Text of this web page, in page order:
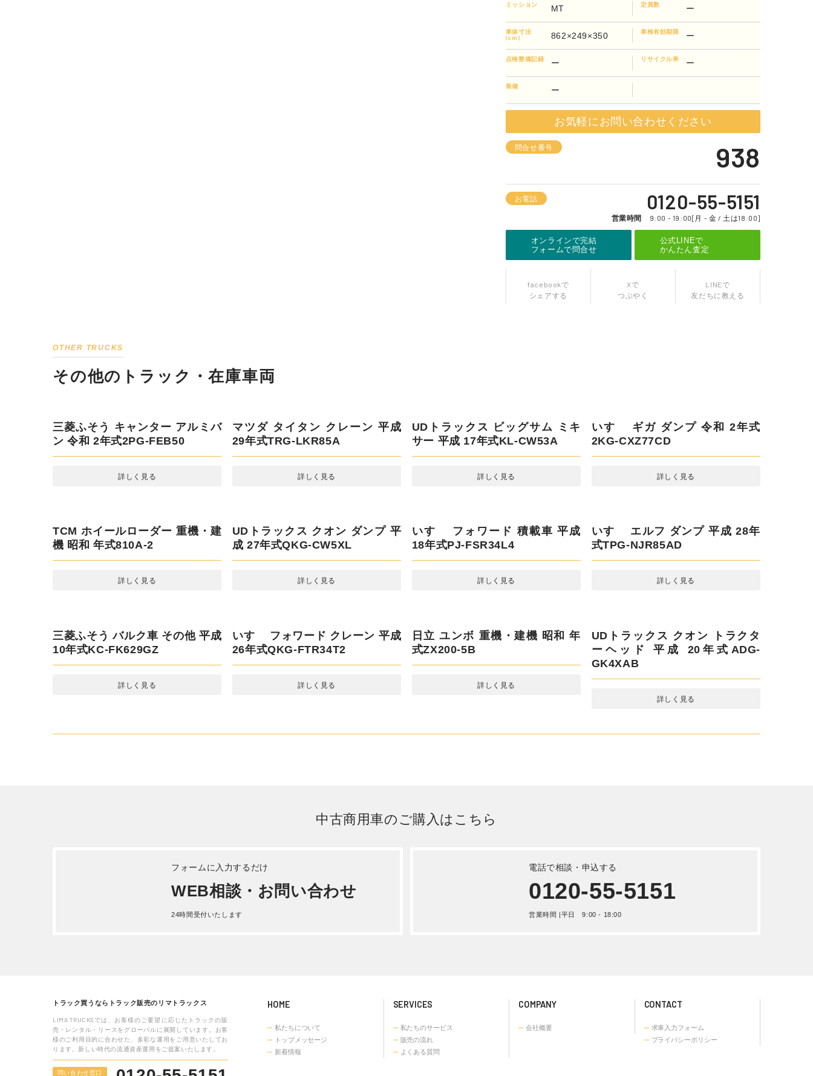
ミッション MT 定員数 ー
車体寸法
(cm)
862×249×350 車検有効期限 ー
点検整備記録 ー リサイクル券 ー
装備 ー
お気軽にお問い合わせください
問合せ番号 938
お電話 0120-55-5151
営業時間 9:00 - 19:00[月 - 金 / 土は18:00]
オンラインで完結
フォームで問合せ
公式LINEで
かんたん査定
facebookで
シェアする
Xで
つぶやく
LINEで
友だちに教える
OTHER TRUCKS
その他のトラック・在庫車両
三菱ふそう キャンター アルミバ
ン 令和 2年式2PG-FEB50
詳しく見る
マツダ タイタン クレーン 平成
29年式TRG-LKR85A
詳しく見る
UDトラックス ビッグサム ミキサ
ー 平成 17年式KL-CW53A
いすゞ ギガ ダンプ 令和 2年式
2KG-CXZ77CD
TCM ホイールローダー 重機・建
機 昭和 年式810A-2
UDトラックス クオン ダンプ 平成
27年式QKG-CW5XL
詳しく見る
いすゞ エルフ ダンプ 平成 28年
式TPG-NJR85AD
詳しく見る
いすゞ フォワード クレーン 平成
詳しく見る
日立 ユンボ 重機・建機 昭和 年式
ヘッド 平成 20年式ADG-GK4XAB